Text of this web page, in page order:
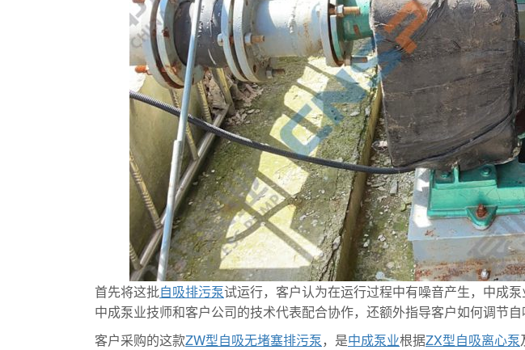
首先将这批自吸排污泵试运行，客户认为在运行过程中有噪音产生，中成
中成泵业技师和客户公司的技术代表配合协作，还额外指导客户如何调节
客户采购的这款ZW型自吸无堵塞排污泵，是中成泵业根据ZX型自吸离心泵